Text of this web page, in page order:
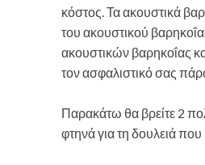
κόστος. Τα ακουστικά
του ακουστικού
ακουστικών βαρηκοΐας
τον ασφαλιστικό σας
Παρακάτω θα βρείτε 2
φτηνά για τη δουλειά